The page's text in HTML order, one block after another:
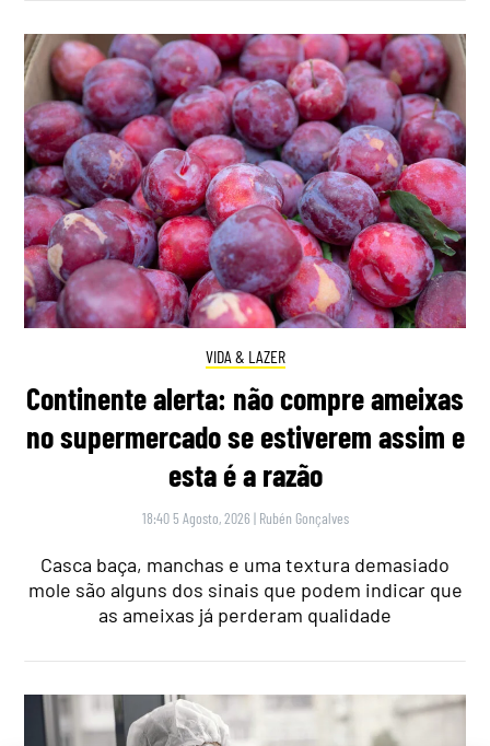
VIDA & LAZER
Continente alerta: não compre ameixas
no supermercado se estiverem assim e
esta é a razão
18:40 5 Agosto, 2026 | Rubén Gonçalves
Casca baça, manchas e uma textura demasiado
mole são alguns dos sinais que podem indicar que
as ameixas já perderam qualidade